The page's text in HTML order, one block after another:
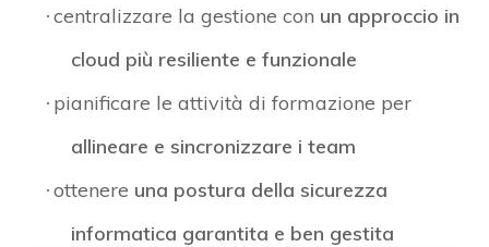
· centralizzare la gestione con un approccio in
cloud più resiliente e funzionale
· pianificare le attività di formazione per
allineare e sincronizzare i team
· ottenere una postura della sicurezza
informatica garantita e ben gestita